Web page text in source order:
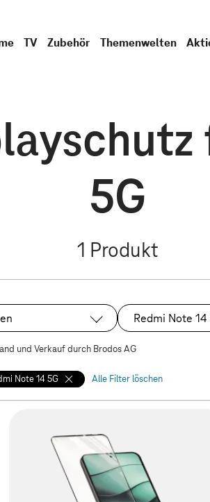
TV Zubehör Themenwelten
5G
1 Produkt
Ausgewählt:
Redmi Note 14
und Verkauf durch Brodos AG
Note 14 5G Alle Filter löschen